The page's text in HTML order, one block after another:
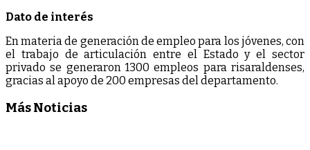
Dato de interés
En materia de generación de empleo para los jóvenes, con
el trabajo de articulación entre el Estado y el sector
privado se generaron 1300 empleos para risaraldenses,
gracias al apoyo de 200 empresas del departamento.
Más Noticias